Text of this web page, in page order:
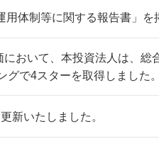
用体制等に関する報告書」を
おいて、本投資法人は、総
で4スターを取得しました。
新いたしました。